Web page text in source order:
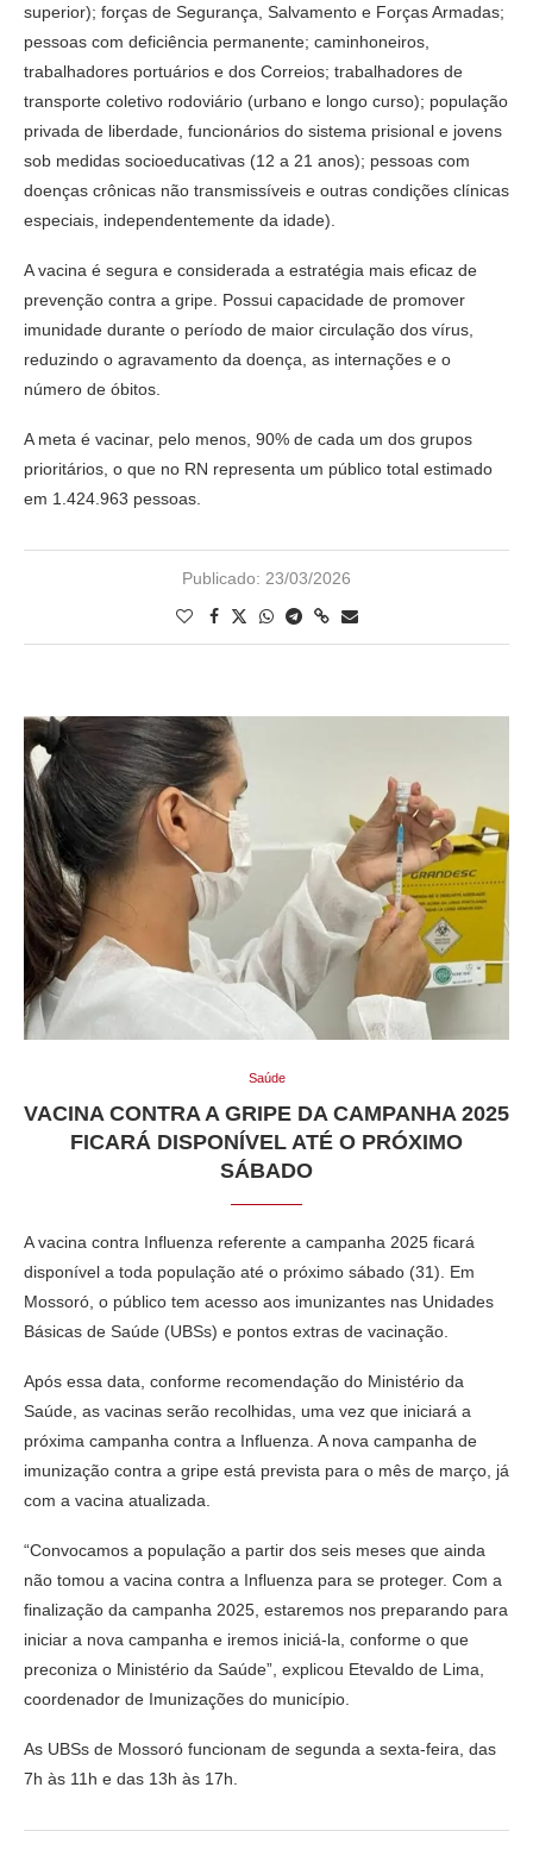
superior); forças de Segurança, Salvamento e Forças Armadas;
pessoas com deficiência permanente; caminhoneiros,
trabalhadores portuários e dos Correios; trabalhadores de
transporte coletivo rodoviário (urbano e longo curso); população
privada de liberdade, funcionários do sistema prisional e jovens
sob medidas socioeducativas (12 a 21 anos); pessoas com
doenças crônicas não transmissíveis e outras condições clínicas
especiais, independentemente da idade).
A vacina é segura e considerada a estratégia mais eficaz de
prevenção contra a gripe. Possui capacidade de promover
imunidade durante o período de maior circulação dos vírus,
reduzindo o agravamento da doença, as internações e o
número de óbitos.
A meta é vacinar, pelo menos, 90% de cada um dos grupos
prioritários, o que no RN representa um público total estimado
em 1.424.963 pessoas.
Publicado: 23/03/2026
Saúde
VACINA CONTRA A GRIPE DA CAMPANHA 2025
FICARÁ DISPONÍVEL ATÉ O PRÓXIMO
SÁBADO
A vacina contra Influenza referente a campanha 2025 ficará
disponível a toda população até o próximo sábado (31). Em
Mossoró, o público tem acesso aos imunizantes nas Unidades
Básicas de Saúde (UBSs) e pontos extras de vacinação.
Após essa data, conforme recomendação do Ministério da
Saúde, as vacinas serão recolhidas, uma vez que iniciará a
próxima campanha contra a Influenza. A nova campanha de
imunização contra a gripe está prevista para o mês de março, já
com a vacina atualizada.
“Convocamos a população a partir dos seis meses que ainda
não tomou a vacina contra a Influenza para se proteger. Com a
finalização da campanha 2025, estaremos nos preparando para
iniciar a nova campanha e iremos iniciá-la, conforme o que
preconiza o Ministério da Saúde”, explicou Etevaldo de Lima,
coordenador de Imunizações do município.
As UBSs de Mossoró funcionam de segunda a sexta-feira, das
7h às 11h e das 13h às 17h.